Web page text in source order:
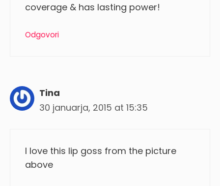
coverage & has lasting power!
Odgovori
Tina
30 januarja, 2015 at 15:35
I love this lip goss from the picture
above